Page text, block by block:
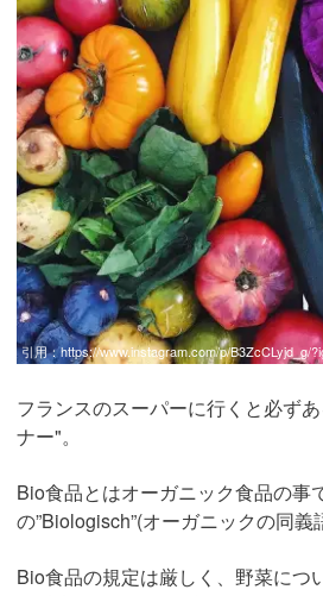
引用：https://www.instagram.com/p/B3ZcCLyjd_g/
フランスのスーパーに行くと必ず
ナー"。
Bio食品とはオーガニック食品の事
の”Biologisch”(オーガニックの同義
Bio食品の規定は厳しく、野菜につ